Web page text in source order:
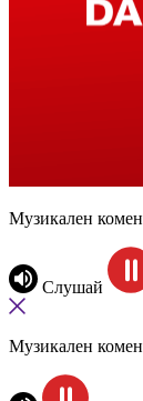
Музикален
Слушай
Музикален